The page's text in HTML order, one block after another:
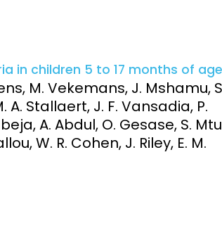
in children 5 to 17 months of
M. Vekemans, J. Mshamu,
A. Stallaert, J. F. Vansadia, P.
A. Abdul, O. Gesase, S.
W. R. Cohen, J. Riley, E. M.